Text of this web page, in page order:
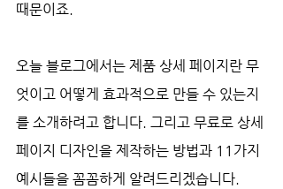
때문이죠.
오늘 블로그에서는 제품 상세 페이지란 무
엇이고 어떻게 효과적으로 만들 수 있는지
를 소개하려고 합니다. 그리고 무료로 상세
페이지 디자인을 제작하는 방법과 11가지
예시들을 꼼꼼하게 알려드리겠습니다.